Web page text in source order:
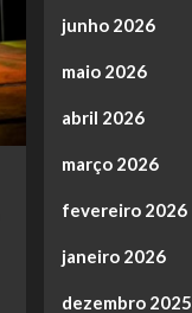
junho 2026
maio 2026
abril 2026
março 2026
fevereiro 2026
janeiro 2026
dezembro 2025